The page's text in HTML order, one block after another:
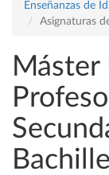
Enseñanzas de
Asignaturas